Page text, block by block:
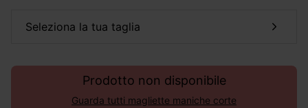
seleziona la tua taglia
Prodotto non disponibile
Guarda tutti magliette maniche corte